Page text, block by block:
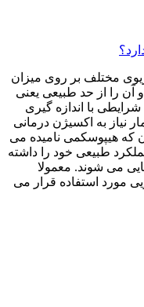
مختلف بر روی میزان
آن را از حد طبیعی یعنی
شرایطی با اندازه گیری
نیاز به اکسیژن درمانی
که هیپوسکمی نامیده می
طبیعی خود را داشته
می شوند. معمولا
مورد استفاده قرار می